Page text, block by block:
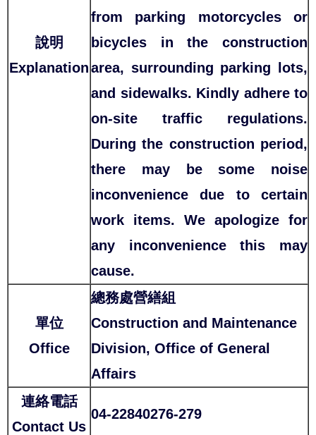
說明
Explanation
from parking motorcycles or
bicycles in the construction
area, surrounding parking lots,
and sidewalks. Kindly adhere to
on-site traffic regulations.
During the construction period,
there may be some noise
inconvenience due to certain
work items. We apologize for
any inconvenience this may
cause.
單位
Office
總務處營繕組
Construction and Maintenance
Division, Office of General
Affairs
連絡電話
Contact Us
04-22840276-279